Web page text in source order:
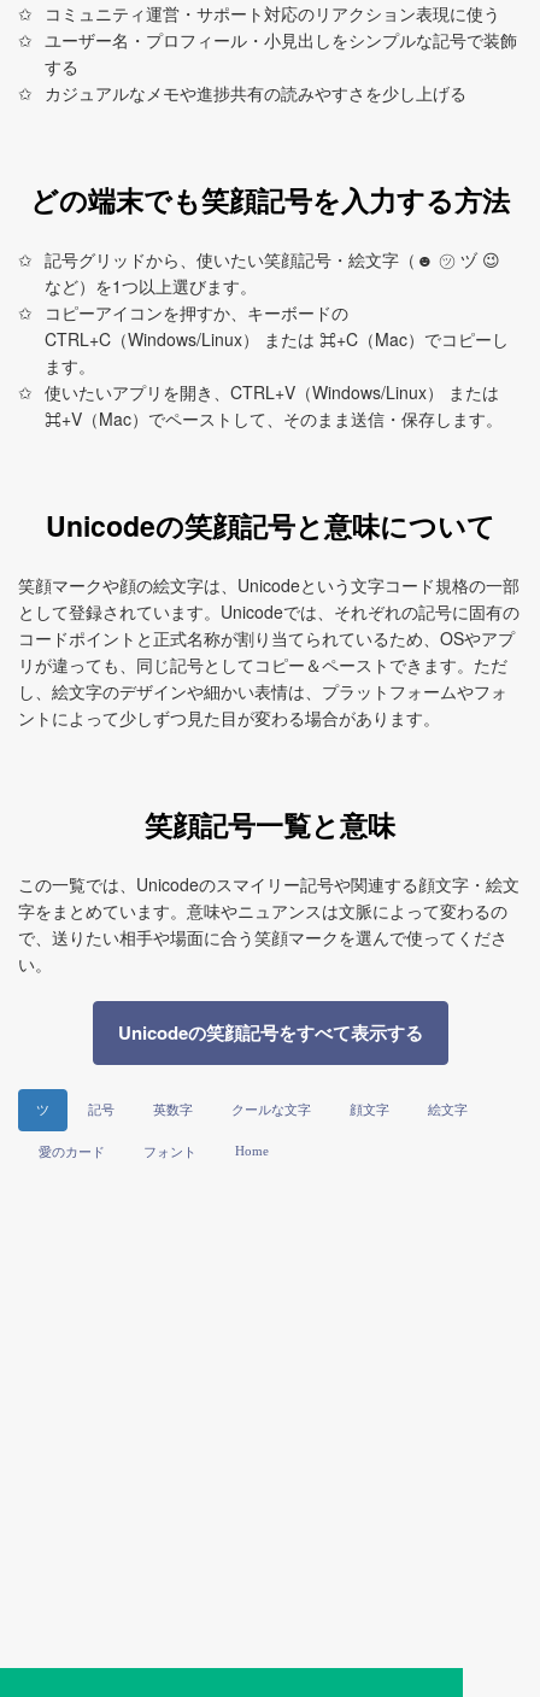
コミュニティ運営・サポート対応のリアクション表現に使う
ユーザー名・プロフィール・小見出しをシンプルな記号で装飾
する
カジュアルなメモや進捗共有の読みやすさを少し上げる
どの端末でも笑顔記号を入力する方法
記号グリッドから、使いたい笑顔記号・絵文字（☻ ㋡ ヅ 😉
など）を1つ以上選びます。
コピーアイコンを押すか、キーボードの
CTRL+C（Windows/Linux） または ⌘+C（Mac）でコピーし
ます。
使いたいアプリを開き、CTRL+V（Windows/Linux） または
⌘+V（Mac）でペーストして、そのまま送信・保存します。
Unicodeの笑顔記号と意味について
笑顔マークや顔の絵文字は、Unicodeという文字コード規格の一部
として登録されています。Unicodeでは、それぞれの記号に固有の
コードポイントと正式名称が割り当てられているため、OSやアプ
リが違っても、同じ記号としてコピー＆ペーストできます。ただ
し、絵文字のデザインや細かい表情は、プラットフォームやフォ
ントによって少しずつ見た目が変わる場合があります。
笑顔記号一覧と意味
この一覧では、Unicodeのスマイリー記号や関連する顔文字・絵文
字をまとめています。意味やニュアンスは文脈によって変わるの
で、送りたい相手や場面に合う笑顔マークを選んで使ってくださ
い。
Unicodeの笑顔記号をすべて表示する
ツ 記号 英数字 クールな文字 顔文字 絵文字
愛のカード フォント Home